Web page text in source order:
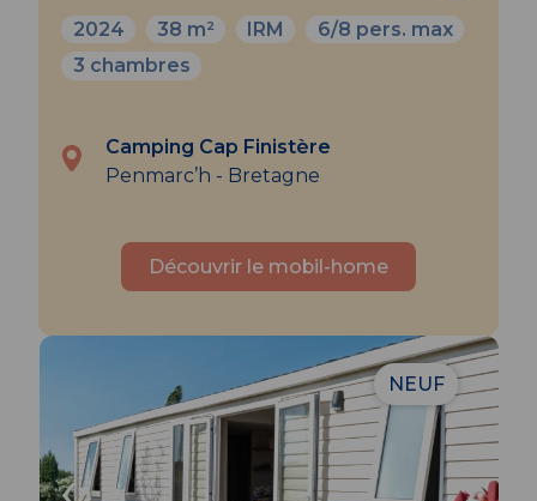
2024 38 m² IRM
6/8 pers. max
3 chambres
Camping Cap Finistère
Penmarc’h - Bretagne
Découvrir le mobil-home
NEUF